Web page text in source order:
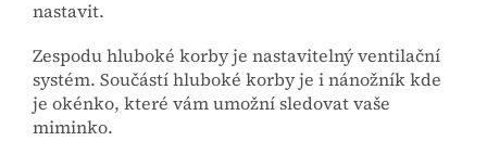
nastavit.
Zespodu hluboké korby je nastavitelný ventilační
systém. Součástí hluboké korby je i nánožník kde
je okénko, které vám umožní sledovat vaše
miminko.